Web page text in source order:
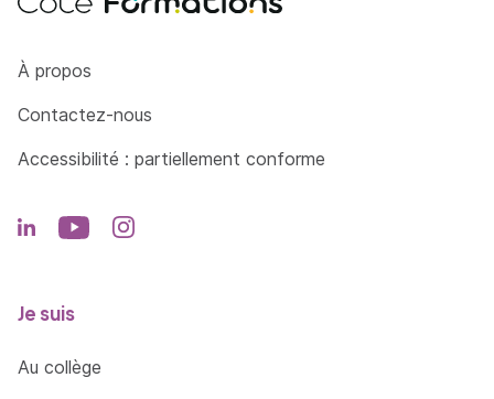
Côté Formations
À propos
Contactez-nous
Accessibilité : partiellement conforme
Je suis
Au collège